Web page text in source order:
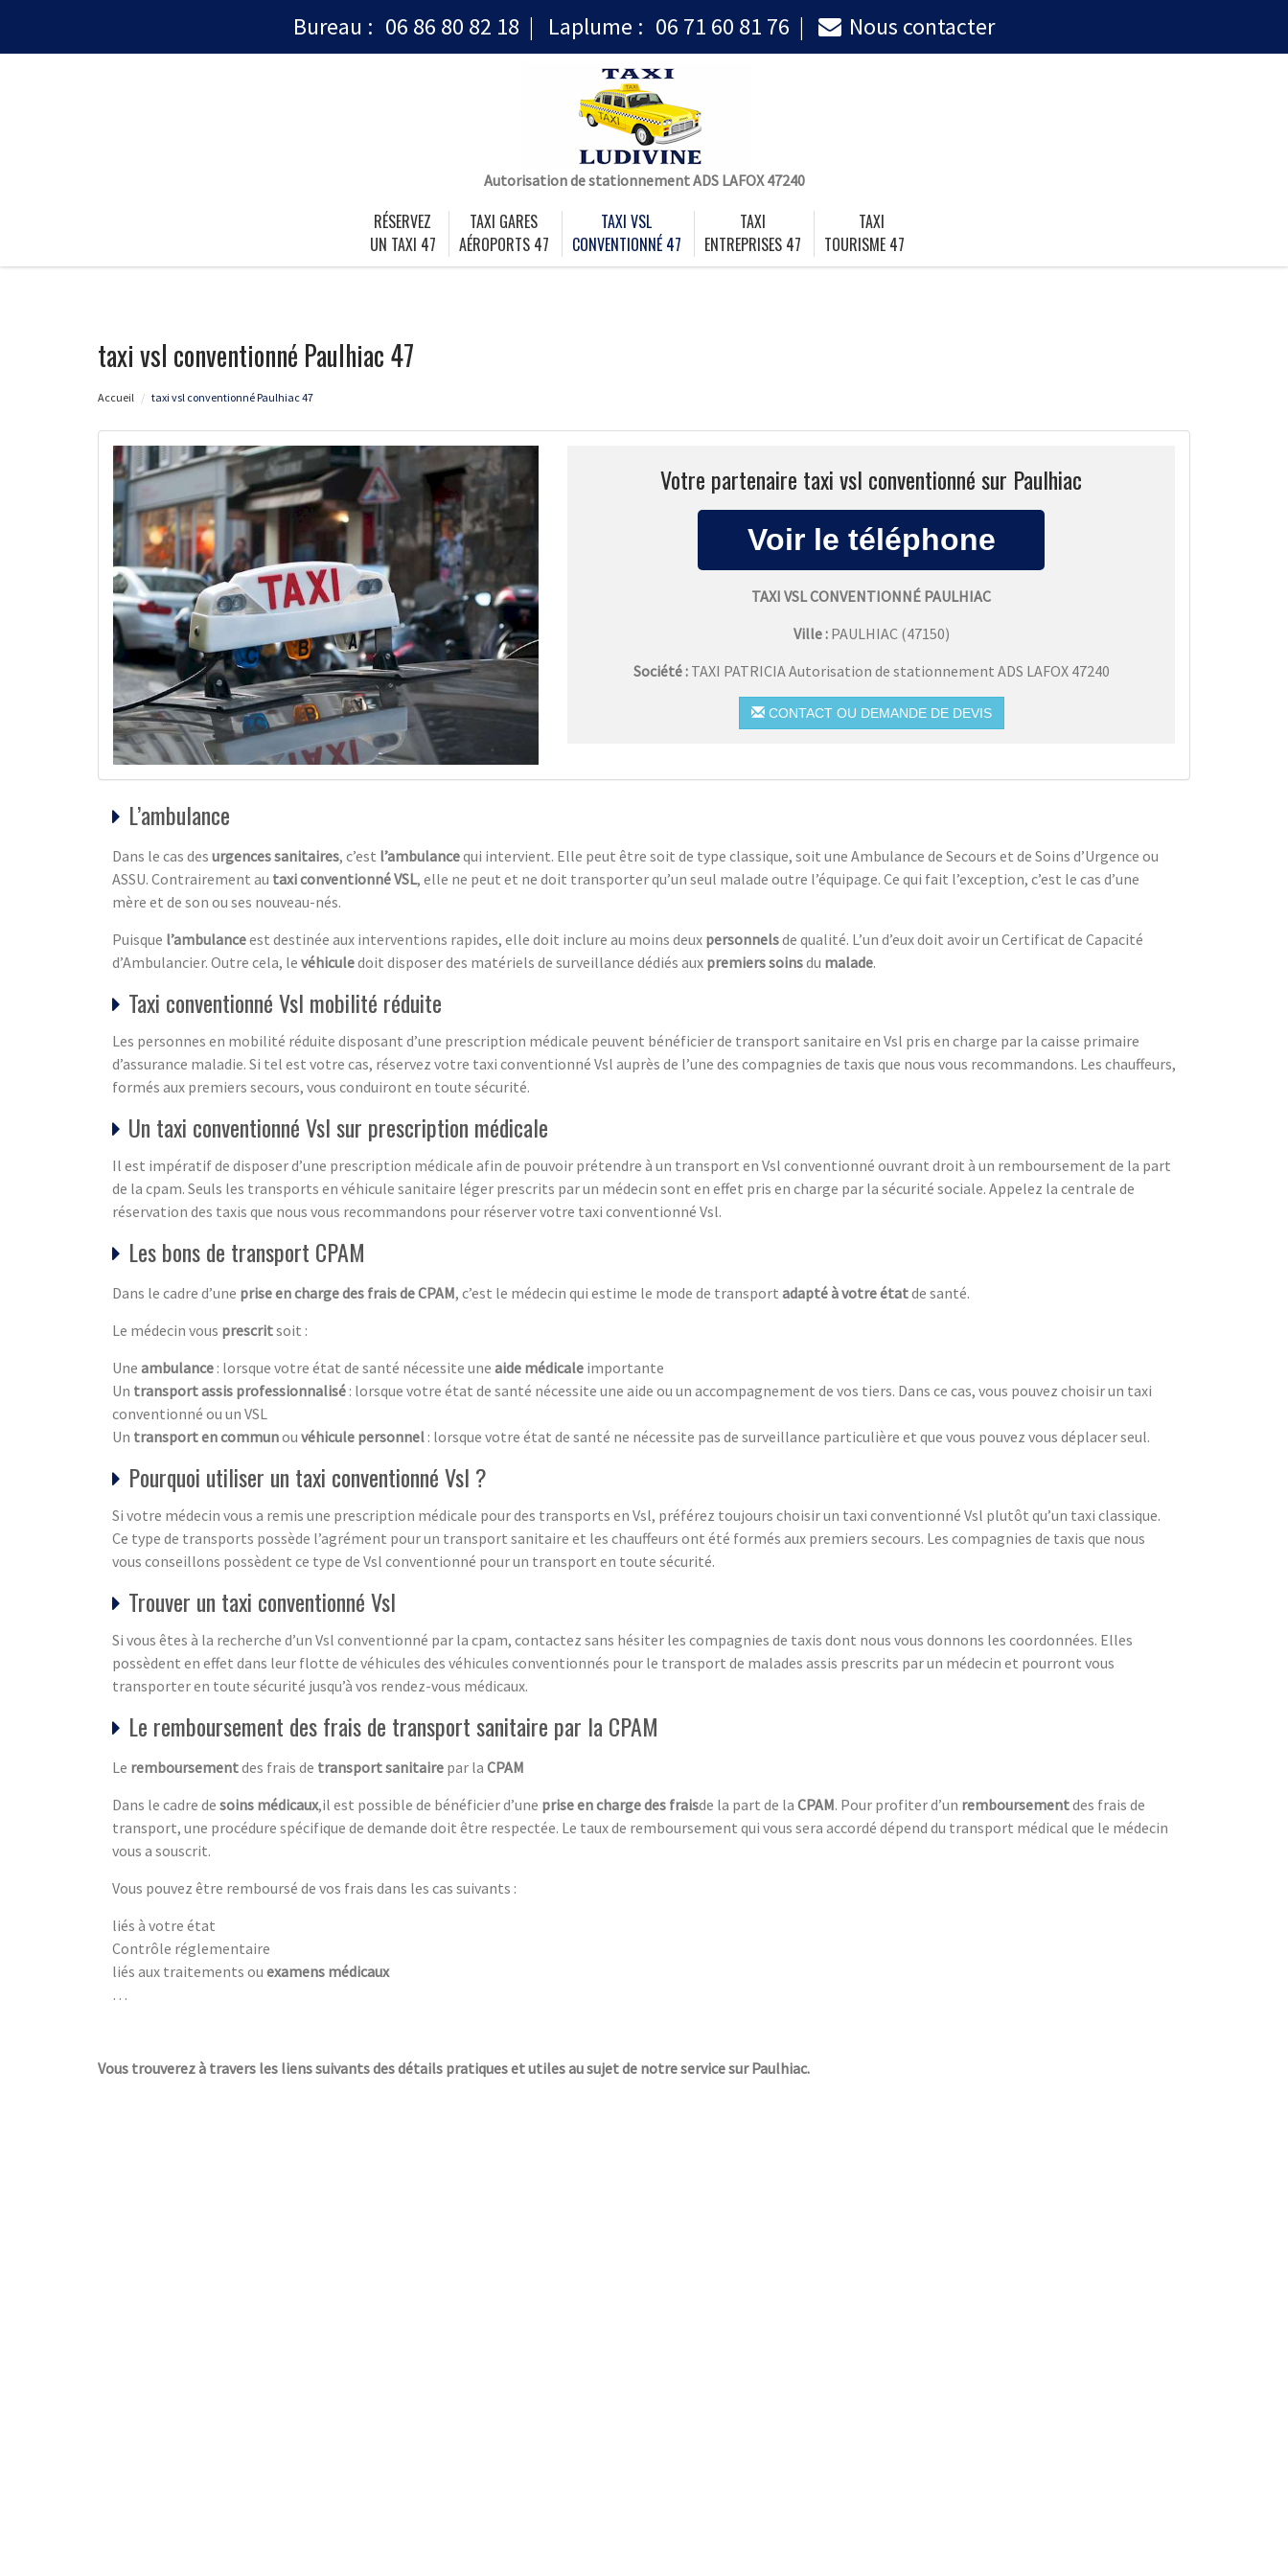
Bureau : 06 86 80 82 18 Laplume : 06 71 60 81 76 Nous contacter
Autorisation de stationnement ADS LAFOX 47240
RÉSERVEZ
UN TAXI 47
TAXI GARES
AÉROPORTS 47
TAXI VSL
CONVENTIONNÉ 47
TAXI
ENTREPRISES 47
TAXI
TOURISME 47
taxi vsl conventionné Paulhiac 47
Accueil taxi vsl conventionné Paulhiac 47
Votre partenaire taxi vsl conventionné sur Paulhiac
TAXI VSL CONVENTIONNÉ PAULHIAC
Ville : PAULHIAC(47150)
Société : TAXI PATRICIA Autorisation de stationnement ADS LAFOX 47240
CONTACT OU DEMANDE DE DEVIS
L’ambulance
Dans le cas des urgences sanitaires, c’est l’ambulancequi intervient. Elle peut être soit de type classique, soit une Ambulance de Secours et de Soins d’Urgence ou
ASSU. Contrairement au taxi conventionné VSL, elle ne peut et ne doit transporter qu’un seul malade outre l’équipage. Ce qui fait l’exception, c’est le cas d’une
mère et de son ou ses nouveau-nés.
Puisque l’ambulanceest destinée aux interventions rapides, elle doit inclure au moins deux personnelsde qualité. L’un d’eux doit avoir un Certificat de Capacité
d’Ambulancier. Outre cela, le véhiculedoit disposer des matériels de surveillance dédiés aux premiers soinsdu malade.
Taxi conventionné Vsl mobilité réduite
Les personnes en mobilité réduite disposant d’une prescription médicale peuvent bénéficier de transport sanitaire en Vsl pris en charge par la caisse primaire
d’assurance maladie. Si tel est votre cas, réservez votre taxi conventionné Vsl auprès de l’une des compagnies de taxis que nous vous recommandons. Les chauffeurs,
formés aux premiers secours, vous conduiront en toute sécurité.
Un taxi conventionné Vsl sur prescription médicale
Il est impératif de disposer d’une prescription médicale afin de pouvoir prétendre à un transport en Vsl conventionné ouvrant droit à un remboursement de la part
de la cpam. Seuls les transports en véhicule sanitaire léger prescrits par un médecin sont en effet pris en charge par la sécurité sociale. Appelez la centrale de
réservation des taxis que nous vous recommandons pour réserver votre taxi conventionné Vsl.
Les bons de transport CPAM
Dans le cadre d’une prise en charge des frais de CPAM, c’est le médecin qui estime le mode de transport adapté à votre étatde santé.
Le médecin vous prescritsoit :
Une ambulance : lorsque votre état de santé nécessite une aide médicale importante
Un transport assis professionnalisé : lorsque votre état de santé nécessite une aide ou un accompagnement de vos tiers. Dans ce cas, vous pouvez choisir un taxi
conventionné ou un VSL
Un transport en communou véhicule personnel : lorsque votre état de santé ne nécessite pas de surveillance particulière et que vous pouvez vous déplacer seul.
Pourquoi utiliser un taxi conventionné Vsl ?
Si votre médecin vous a remis une prescription médicale pour des transports en Vsl, préférez toujours choisir un taxi conventionné Vsl plutôt qu’un taxi classique.
Ce type de transports possède l’agrément pour un transport sanitaire et les chauffeurs ont été formés aux premiers secours. Les compagnies de taxis que nous
vous conseillons possèdent ce type de Vsl conventionné pour un transport en toute sécurité.
Trouver un taxi conventionné Vsl
Si vous êtes à la recherche d’un Vsl conventionné par la cpam, contactez sans hésiter les compagnies de taxis dont nous vous donnons les coordonnées. Elles
possèdent en effet dans leur flotte de véhicules des véhicules conventionnés pour le transport de malades assis prescrits par un médecin et pourront vous
transporter en toute sécurité jusqu’à vos rendez-vous médicaux.
Le remboursement des frais de transport sanitaire par la CPAM
Le remboursementdes frais de transport sanitaire par la CPAM
Dans le cadre de soins médicaux,il est possible de bénéficier d’une prise en charge des fraisde la part de la CPAM. Pour profiter d’un remboursementdes frais de
transport, une procédure spécifique de demande doit être respectée. Le taux de remboursement qui vous sera accordé dépend du transport médical que le médecin
vous a souscrit.
Vous pouvez être remboursé de vos frais dans les cas suivants :
liés à votre état
Contrôle réglementaire
liés aux traitements ou examens médicaux
…
Vous trouverez à travers les liens suivants des détails pratiques et utiles au sujet de notre service sur Paulhiac.